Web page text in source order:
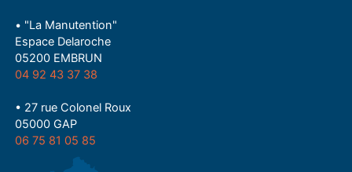
• "La Manutention"
Espace Delaroche
05200 EMBRUN
04 92 43 37 38
• 27 rue Colonel Roux
05000 GAP
06 75 81 05 85